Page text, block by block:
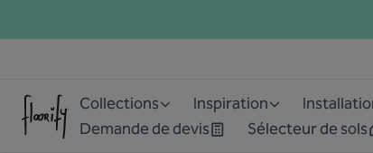
Collections Inspiration
Demande de devis
Sélecteur de sols